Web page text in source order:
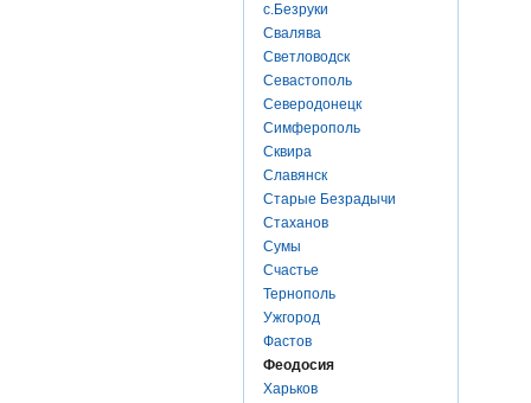
с.Безруки
Свалява
Светловодск
Севастополь
Северодонецк
Симферополь
Сквира
Славянск
Старые Безрадычи
Стаханов
Сумы
Счастье
Тернополь
Ужгород
Фастов
Феодосия
Харьков